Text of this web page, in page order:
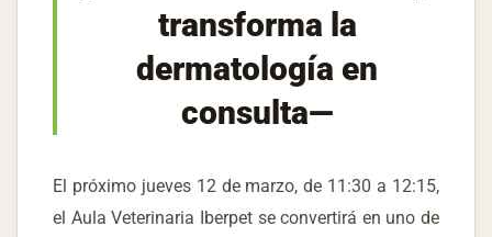
transforma la
dermatología en
consulta—
El próximo jueves 12 de marzo, de 11:30 a 12:15,
el Aula Veterinaria Iberpet se convertirá en uno de